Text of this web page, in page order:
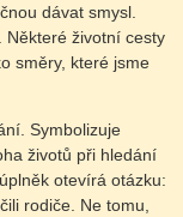
dávat smysl.
Některé životní cesty
směry, které jsme
Symbolizuje
životů při hledání
otevírá otázku:
rodiče. Ne tomu,